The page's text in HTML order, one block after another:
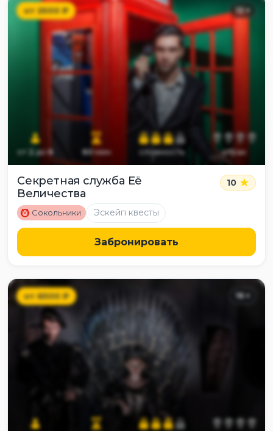
от 2500₽ 12+
от 2до6 60мин сложность страх
Секретная служба Её
Величества
10
M Сокольники Эскейп квесты
Забронировать
от6500₽ 16+